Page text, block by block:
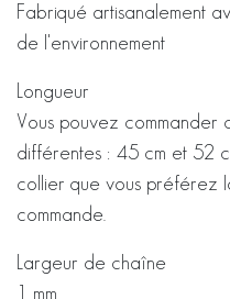
Fabriqué artisanalement
de l'environnement
Longueur
Vous pouvez commander
différentes : 45 cm et 52
collier que vous préférez
commande.
Largeur de chaîne
1 mm